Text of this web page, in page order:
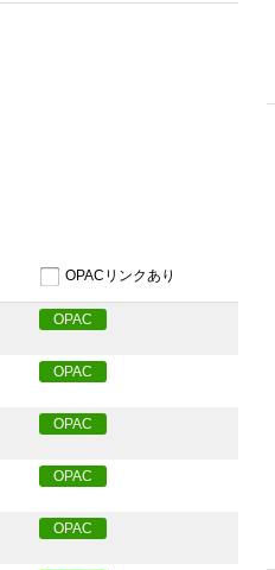
OPACリンクあり
OPAC
OPAC
OPAC
OPAC
OPAC